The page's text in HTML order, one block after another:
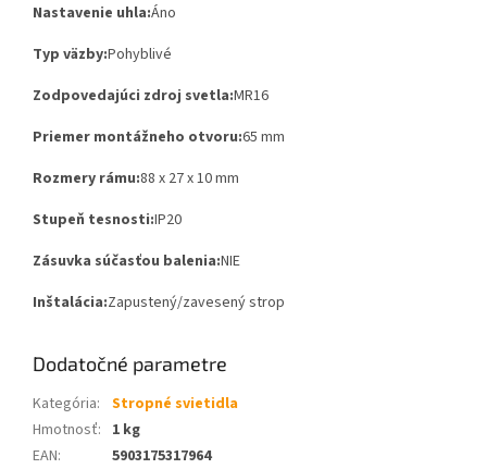
Nastavenie uhla:Áno
Typ väzby:Pohyblivé
Zodpovedajúci zdroj svetla:MR16
Priemer montážneho otvoru:65 mm
Rozmery rámu:88 x 27 x 10 mm
Stupeň tesnosti:IP20
Zásuvka súčasťou balenia:NIE
Inštalácia:Zapustený/zavesený strop
Dodatočné parametre
Kategória: Stropné svietidla
Hmotnosť: 1 kg
EAN: 5903175317964